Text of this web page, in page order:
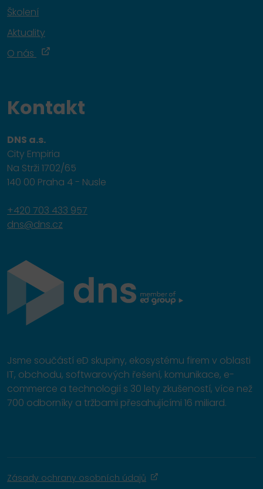
Školení
Aktuality
O nás
Kontakt
DNS a.s.
City Empiria
Na Strži 1702/65
140 00 Praha 4 - Nusle
+420 703 433 957
dns@dns.cz
Jsme součástí eD skupiny, ekosystému firem v oblasti
IT, obchodu, softwarových řešení, komunikace, e-
commerce a technologií s 30 lety zkušeností, více než
700 odborníky a tržbami přesahujícími 16 miliard.
Zásady ochrany osobních údajů